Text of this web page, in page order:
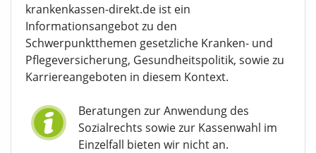
krankenkassen-direkt.de ist ein
Informationsangebot zu den
Schwerpunktthemen gesetzliche Kranken- und
Pflegeversicherung, Gesundheitspolitik, sowie zu
Karriereangeboten in diesem Kontext.
Beratungen zur Anwendung des
Sozialrechts sowie zur Kassenwahl im
Einzelfall bieten wir nicht an.